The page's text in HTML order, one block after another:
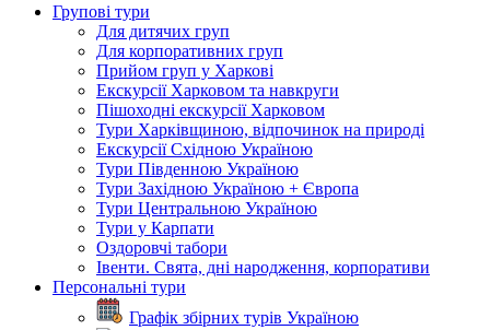
Групові тури
Для дитячих груп
Для корпоративних груп
Прийом груп у Харкові
Екскурсії Харковом та навкруги
Пішоходні екскурсії Харковом
Тури Харківщиною, відпочинок на природі
Екскурсії Східною Україною
Тури Південною Україною
Тури Західною Україною + Європа
Тури Центральною Україною
Тури у Карпати
Оздоровчі табори
Івенти. Свята, дні народження, корпоративи
Персональні тури
Графік збірних турів Україною